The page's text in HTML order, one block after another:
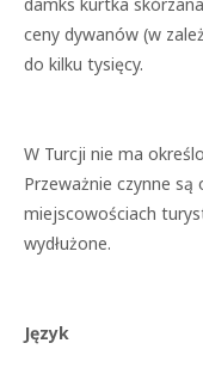
ceny dywanów (w
do kilku tysięcy.
W Turcji nie ma
Przeważnie czynne
miejscowościach
wydłużone.
Język